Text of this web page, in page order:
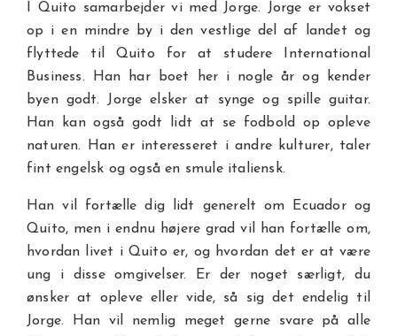
I Quito samarbejder vi med Jorge. Jorge er vokset
op i en mindre by i den vestlige del af landet og
flyttede til Quito for at studere International
Business. Han har boet her i nogle år og kender
byen godt. Jorge elsker at synge og spille guitar.
Han kan også godt lidt at se fodbold op opleve
naturen. Han er interesseret i andre kulturer, taler
fint engelsk og også en smule italiensk.
Han vil fortælle dig lidt generelt om Ecuador og
Quito, men i endnu højere grad vil han fortælle om,
hvordan livet i Quito er, og hvordan det er at være
ung i disse omgivelser. Er der noget særligt, du
ønsker at opleve eller vide, så sig det endelig til
Jorge. Han vil nemlig meget gerne svare på alle